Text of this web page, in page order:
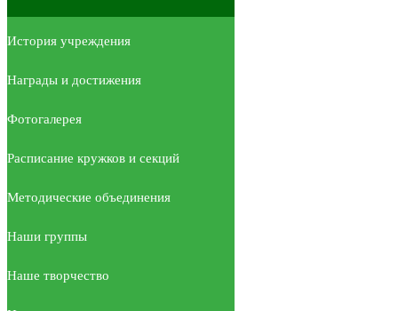
История учреждения
Награды и достижения
Фотогалерея
Расписание кружков и секций
Методические объединения
Наши группы
Наше творчество